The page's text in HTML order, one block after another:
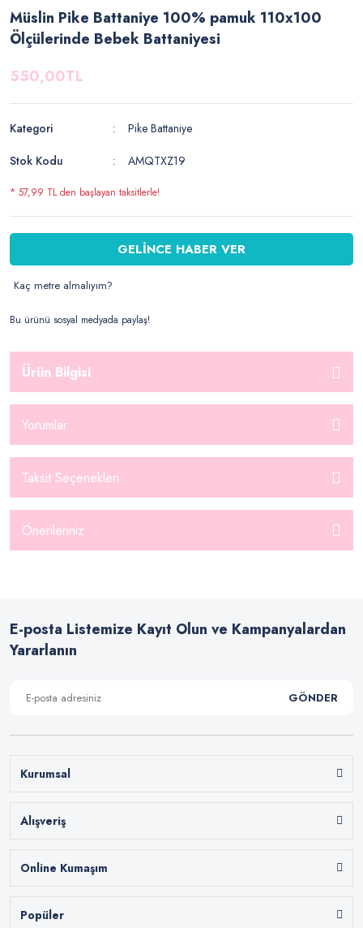
Müslin Pike Battaniye 100% pamuk 110x100
Ölçülerinde Bebek Battaniyesi
550,00TL
Kategori
Pike Battaniye
Stok Kodu
AMQTXZ19
* 57,99 TL den başlayan taksitlerle!
GELİNCE HABER VER
Kaç metre almalıyım?
Bu ürünü sosyal medyada paylaş!
Ürün Bilgisi
Yorumlar
Taksit Seçenekleri
Önerileriniz
E-posta Listemize Kayıt Olun ve Kampanyalardan
Yararlanın
GÖNDER
Kurumsal
Alışveriş
Online Kumaşım
Popüler